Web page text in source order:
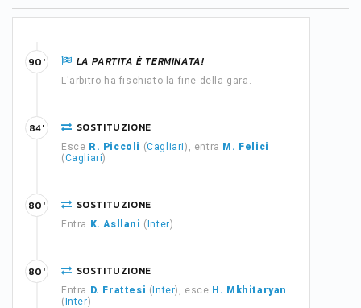
LA PARTITA È TERMINATA!
L'arbitro ha fischiato la fine della gara.
90'
SOSTITUZIONE
Esce R. Piccoli (Cagliari), entra M. Felici
(Cagliari)
84'
SOSTITUZIONE
Entra K. Asllani ( Inter)
80'
SOSTITUZIONE
Entra D. Frattesi ( Inter), esce H. Mkhitaryan
( Inter)
80'